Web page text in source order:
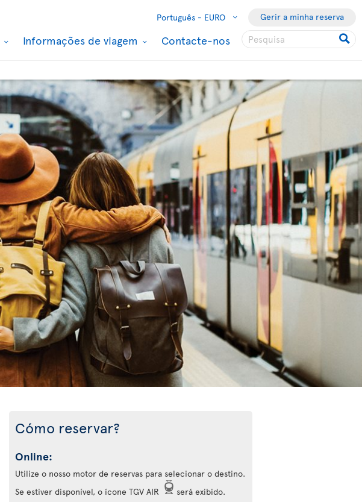
Português - EURO Gerir a minha reserva
Informações de viagem Contacte-nos
Cómo reservar?
Online:
Utilize o nosso motor de reservas para selecionar o destino.
Se estiver disponível, o ícone TGV AIR
será exibido.